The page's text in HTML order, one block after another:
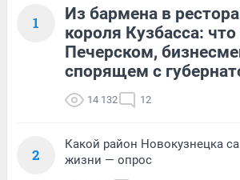
1
Из бармена в
короля Кузбасса:
Печерском,
спорящем с
14 132 12
2
Какой район Новокузнецка
жизни — опрос